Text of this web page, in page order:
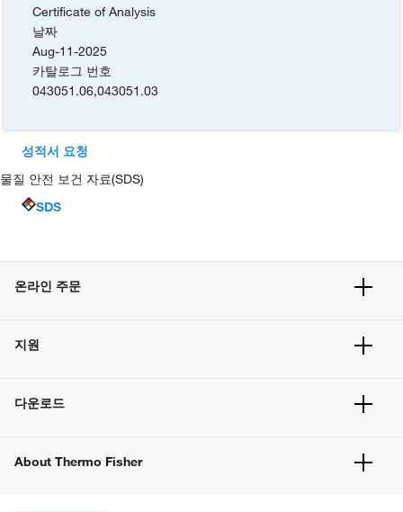
Certificate of Analysis
날짜
Aug-11-2025
카탈로그 번호
043051.06,043051.03
성적서 요청
물질 안전 보건 자료(SDS)
SDS
온라인 주문
주문 방법
벌크 주문
지원
고객 센터
웹사이트 개선사항
다운로드
About Thermo Fisher